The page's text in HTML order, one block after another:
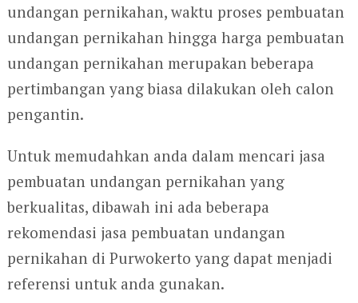
undangan pernikahan, waktu proses pembuatan
undangan pernikahan hingga harga pembuatan
undangan pernikahan merupakan beberapa
pertimbangan yang biasa dilakukan oleh calon
pengantin.
Untuk memudahkan anda dalam mencari jasa
pembuatan undangan pernikahan yang
berkualitas, dibawah ini ada beberapa
rekomendasi jasa pembuatan undangan
pernikahan di Purwokerto yang dapat menjadi
referensi untuk anda gunakan.